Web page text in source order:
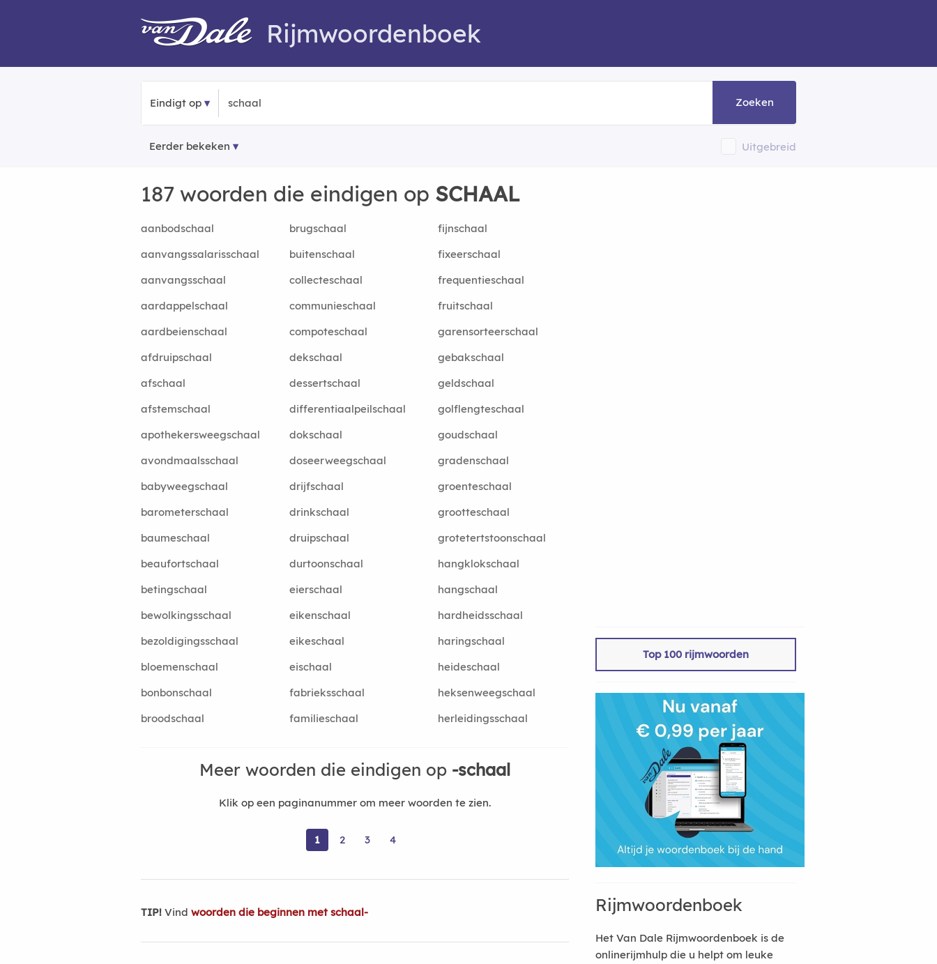
Rijmwoordenboek
Eindigt op Zoeken
Eerder bekeken Uitgebreid
187 woorden die eindigen op SCHAAL
aanbodschaal brugschaal
fijnschaal
aanvangssalarisschaal
buitenschaal
fixeerschaal
aanvangsschaal
collecteschaal
frequentieschaal
aardappelschaal
communieschaal
fruitschaal
aardbeienschaal
compoteschaal
garensorteerschaal
afdruipschaal
dekschaal
gebakschaal
afschaal
dessertschaal
geldschaal
afstemschaal
differentiaalpeilschaal
golflengteschaal
apothekersweegschaal
dokschaal
goudschaal
avondmaalsschaal
doseerweegschaal
gradenschaal
babyweegschaal
drijfschaal
groenteschaal
barometerschaal
drinkschaal
grootteschaal
baumeschaal
druipschaal
grotetertstoonschaal
beaufortschaal
durtoonschaal
hangklokschaal
betingschaal
eierschaal
hangschaal
bewolkingsschaal
eikenschaal
hardheidsschaal
bezoldigingsschaal
eikeschaal
haringschaal
bloemenschaal
eischaal
heideschaal
bonbonschaal
fabrieksschaal
heksenweegschaal
broodschaal
familieschaal herleidingsschaal
Meer woorden die eindigen op -schaal
Klik op een paginanummer om meer woorden te zien.
1 2 3 4
TIP! Vind woorden die beginnen met schaal-
Top 100 rijmwoorden
Rijmwoordenboek
Het Van Dale Rijmwoordenboek is de
onlinerijmhulp die u helpt om leuke